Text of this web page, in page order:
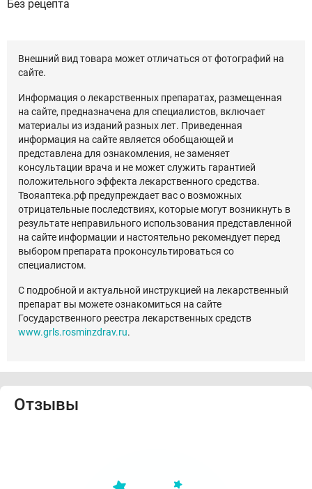
Без рецепта
Внешний вид товара может отличаться от фотографий на
сайте.
Информация о лекарственных препаратах, размещенная
на сайте, предназначена для специалистов, включает
материалы из изданий разных лет. Приведенная
информация на сайте является обобщающей и
представлена для ознакомления, не заменяет
консультации врача и не может служить гарантией
положительного эффекта лекарственного средства.
Твояаптека.рф предупреждает вас о возможных
отрицательные последствиях, которые могут возникнуть в
результате неправильного использования представленной
на сайте информации и настоятельно рекомендует перед
выбором препарата проконсультироваться со
специалистом.
С подробной и актуальной инструкцией на лекарственный
препарат вы можете ознакомиться на сайте
Государственного реестра лекарственных средств
www.grls.rosminzdrav.ru.
Отзывы